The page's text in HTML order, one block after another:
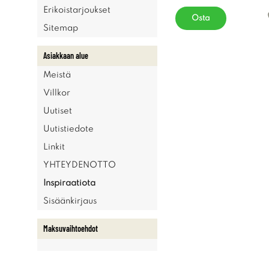
Erikoistarjoukset
Sitemap
Asiakkaan alue
Meistä
Villkor
Uutiset
Uutistiedote
Linkit
YHTEYDENOTTO
Inspiraatiota
Sisäänkirjaus
Maksuvaihtoehdot
Osta